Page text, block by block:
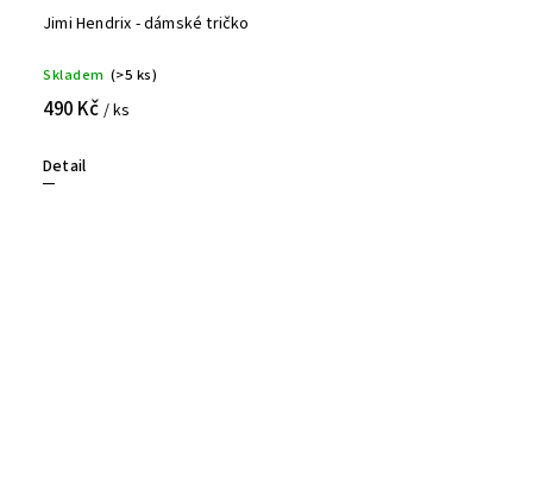
Jimi Hendrix - dámské tričko
Skladem (>5 ks)
490 Kč / ks
Detail